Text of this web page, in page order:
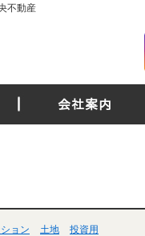
不動産
会社案内
ョン 土地 投資用